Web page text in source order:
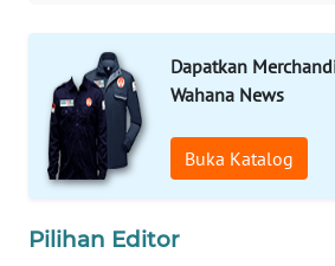
Dapatkan
Wahana News
Buka Katalog
Pilihan Editor
MAWAKA
MARTABAT
NET
WATCH